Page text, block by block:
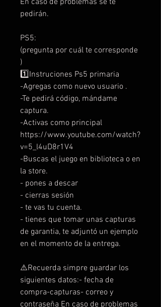
pedirán.
PS5:
(pregunta por cuál te corresponde
)
1️⃣Instruciones Ps5 primaria
-Agregas como nuevo usuario .
-Te pedirá código, mándame
captura.
-Activas como principal
https://www.youtube.com/watch?
v=5_l4uD8r1V4
-Buscas el juego en biblioteca o en
la store.
- pones a descar
- cierras sesión
- te vas tu cuenta.
- tienes que tomar unas capturas
de garantia, te adjuntó un ejemplo
en el momento de la entrega.
⚠️Recuerda simpre guardar los
siguientes datos:- fecha de
compra-capturas- correo y
contraseña En caso de problemas